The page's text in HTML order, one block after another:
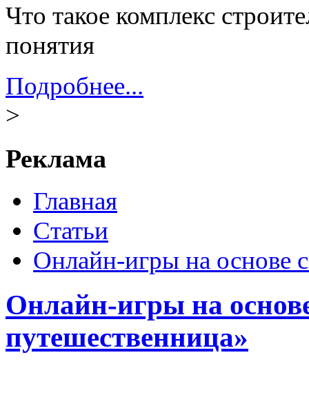
Что такое комплекс
понятия
Подробнее...
>
Реклама
Главная
Статьи
Онлайн-игры на основе
Онлайн-игры на
путешественница»